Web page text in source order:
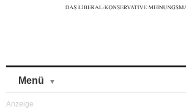
Menü